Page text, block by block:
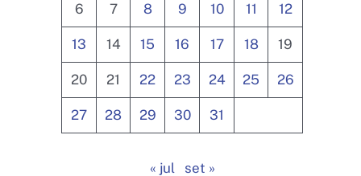
6 7 8 9 10 11 12
13 14 15 16 17 18 19
20 21 22 23 24 25 26
27 28 29 30 31
« jul set »